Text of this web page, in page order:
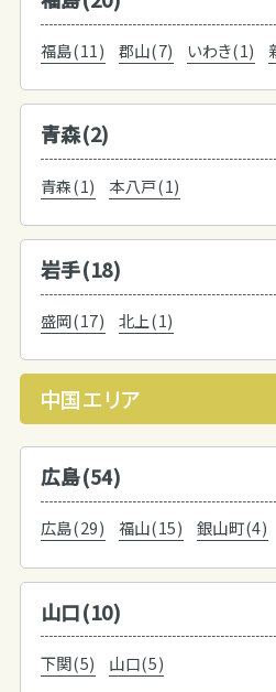
福島(11) 郡山(7) いわき(1)
青森(2)
青森(1) 本八戸(1)
岩手(18)
盛岡(17) 北上(1)
中国エリア
広島(54)
広島(29) 福山(15) 銀山町(4)
山口(10)
下関(5) 山口(5)